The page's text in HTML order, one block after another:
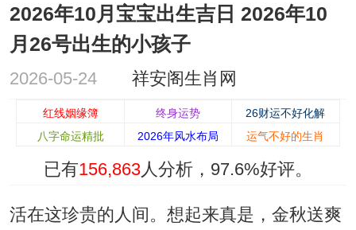
2026年10月宝宝出生吉日 2026年10
月26号出生的小孩子
2026-05-24 祥安阁生肖网
红线姻缘簿 终身运势
26财运不好化解
八字命运精批
2026年风水布局 运气不好的生肖
已有156,863人分析， 97.6%好评。
活在这珍贵的人间。想起来真是，金秋送爽